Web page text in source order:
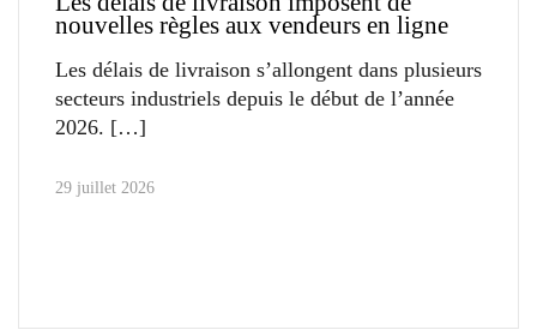
nouvelles règles aux vendeurs en ligne
Les délais de livraison s’allongent dans plusieurs
secteurs industriels depuis le début de l’année
2026.
29 juillet 2026